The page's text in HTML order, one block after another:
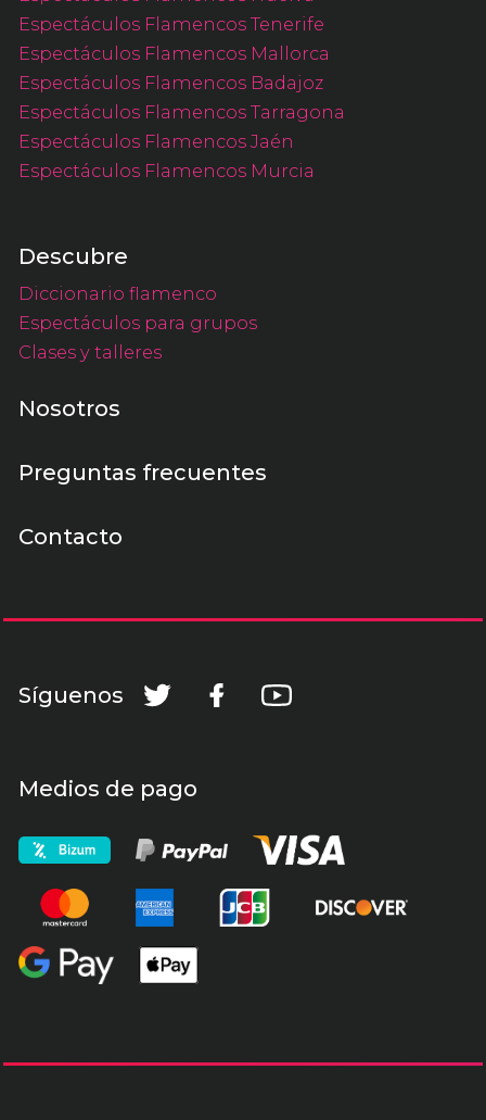
Espectáculos Flamencos Tenerife
Espectáculos Flamencos Mallorca
Espectáculos Flamencos Badajoz
Espectáculos Flamencos Tarragona
Espectáculos Flamencos Jaén
Espectáculos Flamencos Murcia
Descubre
Diccionario flamenco
Espectáculos para grupos
Clases y talleres
Nosotros
Preguntas frecuentes
Contacto
Síguenos
Medios de pago